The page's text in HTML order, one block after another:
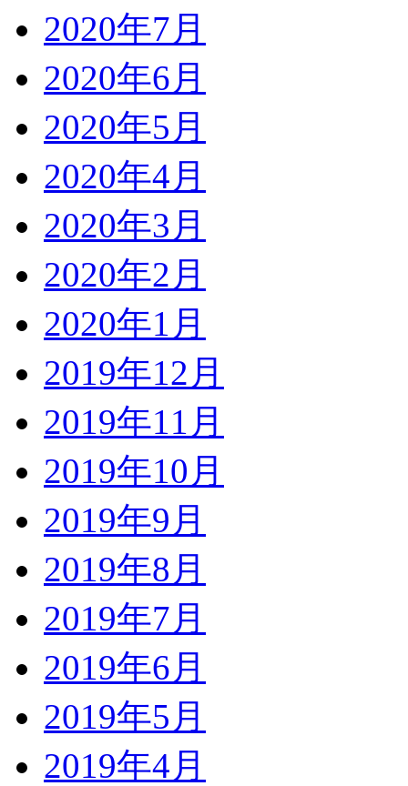
2020年7月
2020年6月
2020年5月
2020年4月
2020年3月
2020年2月
2020年1月
2019年12月
2019年11月
2019年10月
2019年9月
2019年8月
2019年7月
2019年6月
2019年5月
2019年4月